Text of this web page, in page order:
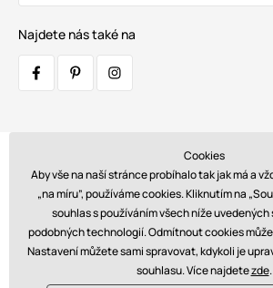
Najdete nás také na
Platby:
Cookies
Aby vše na naší stránce probíhalo tak jak má a
„na míru”, používáme cookies. Kliknutím na
souhlas s používáním všech níže uvedených
podobných technologií. Odmítnout cookies
Nastavení můžete sami spravovat, kdykoli je
souhlasu. Více najdetezde.